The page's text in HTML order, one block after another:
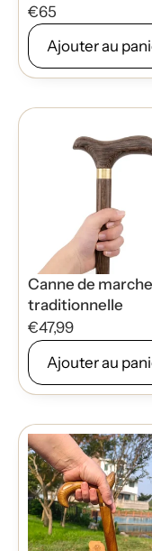
€65
Ajouter au
Canne de marche
traditionnelle
€47,99
Ajouter au